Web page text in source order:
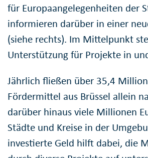
für Europaangelegenheiten der
informieren darüber in einer
(siehe rechts). Im Mittelpunkt
Unterstützung für Projekte in
Jährlich fließen über 35,4
Fördermittel aus Brüssel allein
darüber hinaus viele Millionen
Städte und Kreise in der
investierte Geld hilft dabei, die